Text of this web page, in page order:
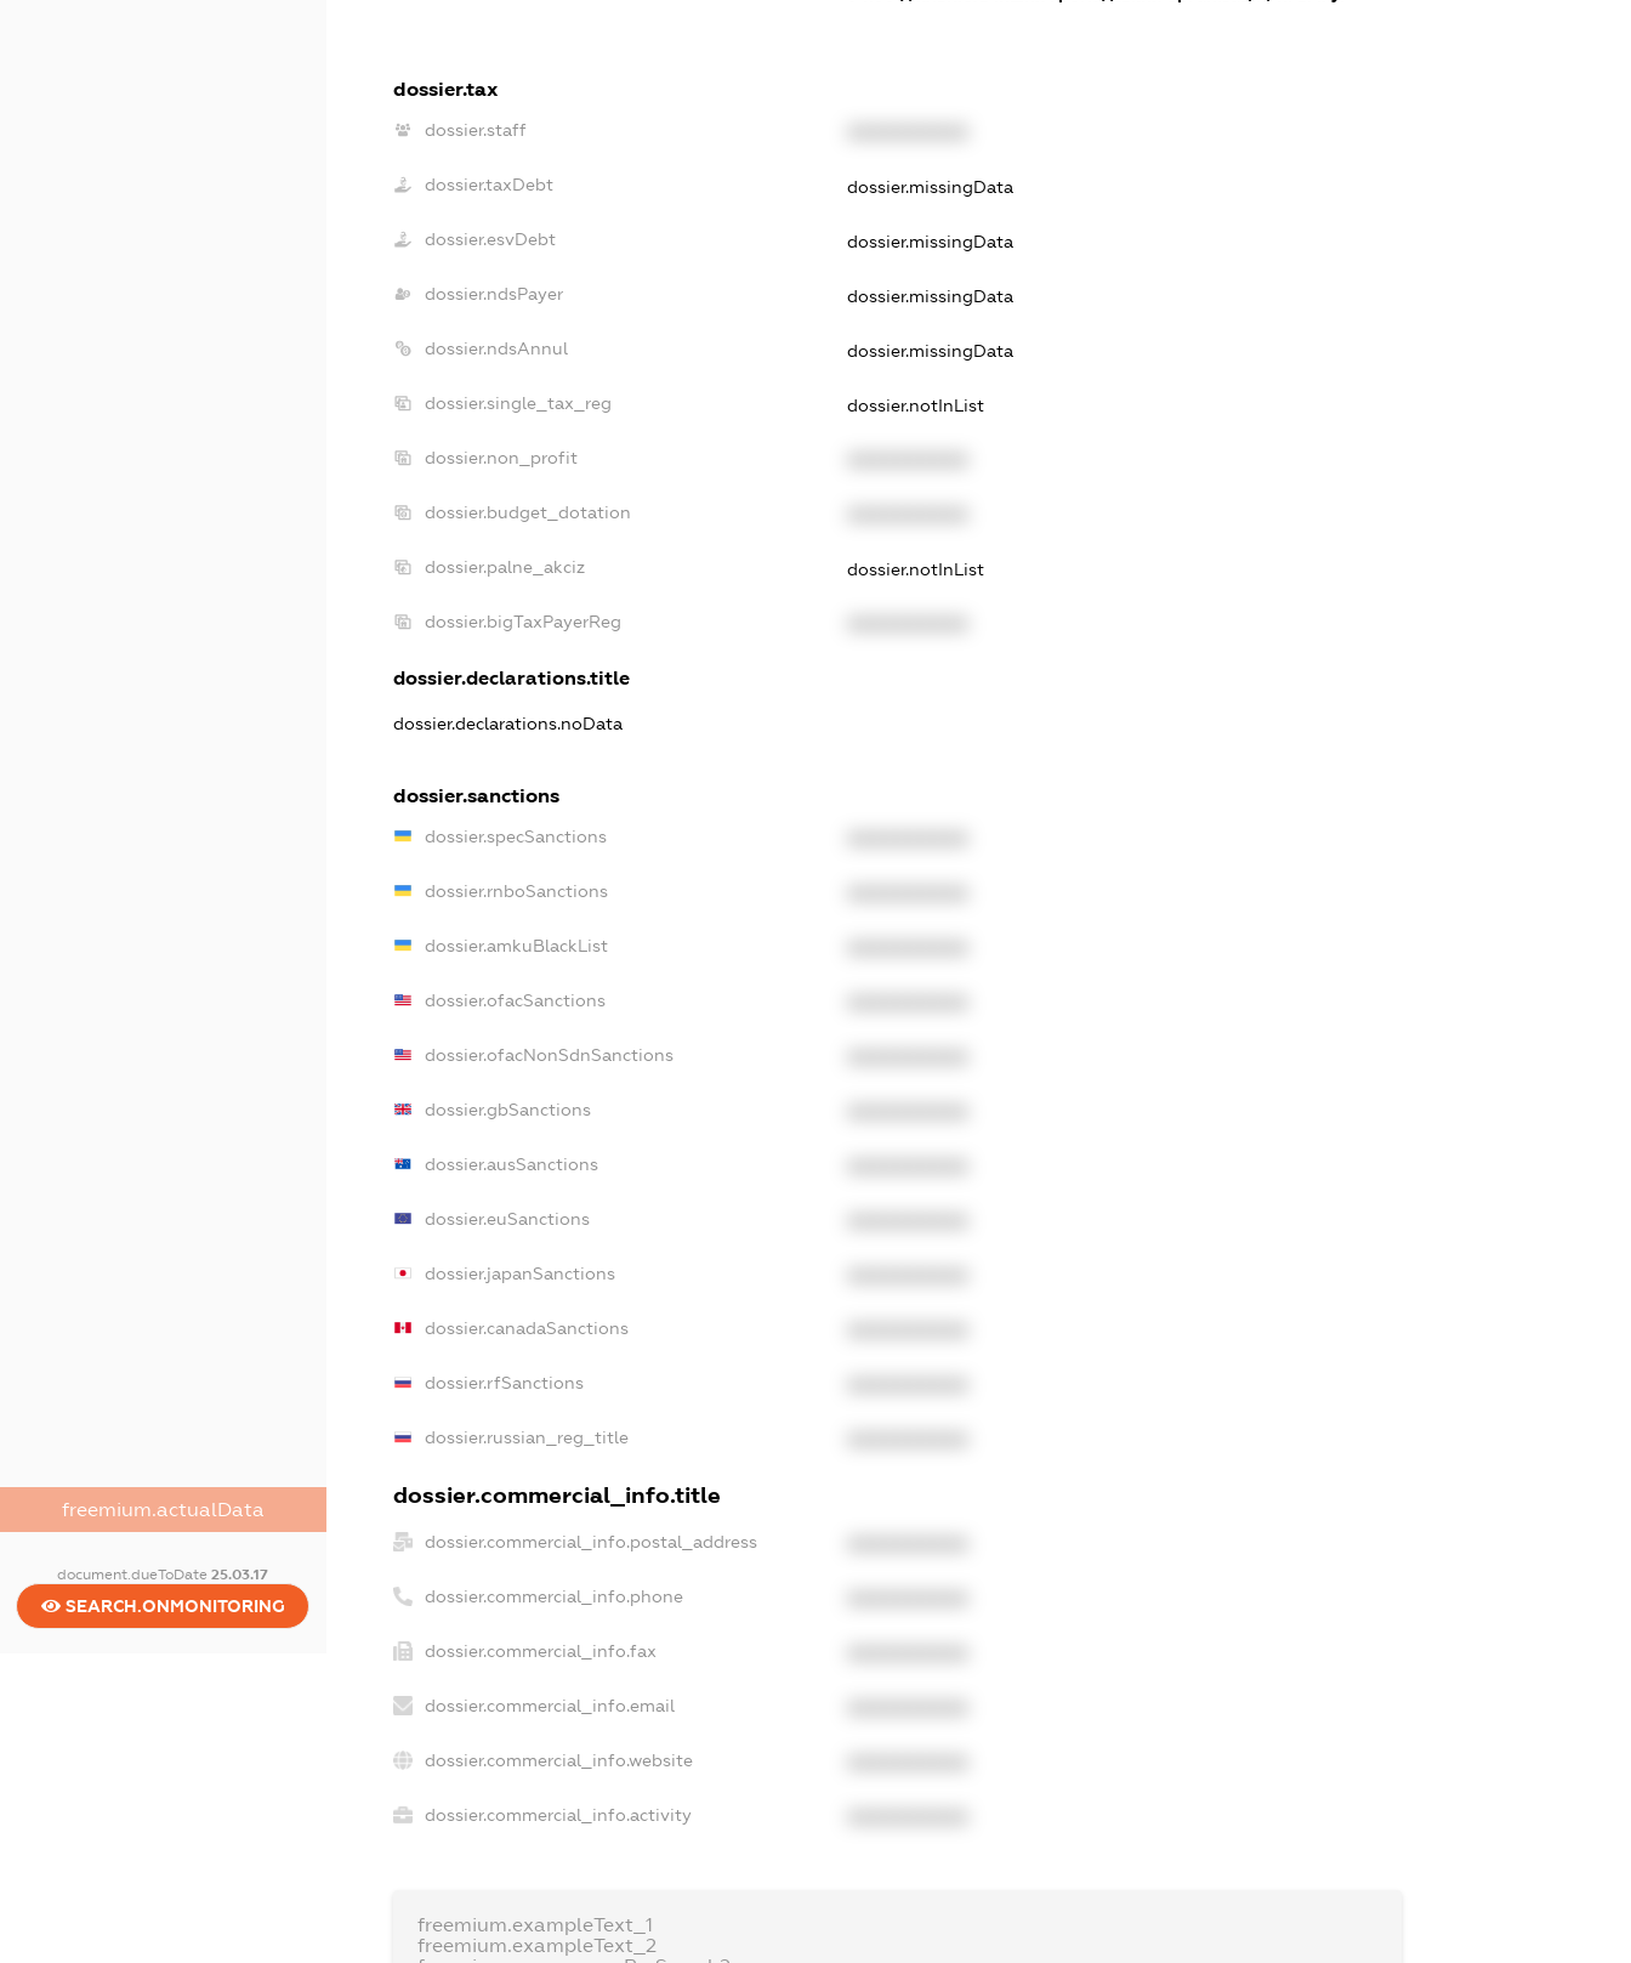
freemium.actualData
document.dueToDate25.03.17
SEARCH.ONMONITORING
dossier.tax
dossier.staff
dossier.taxDebt dossier.missingData
dossier.esvDebt dossier.missingData
dossier.ndsPayer dossier.missingData
dossier.ndsAnnul dossier.missingData
dossier.single_tax_reg dossier.notInList
dossier.non_profit
dossier.budget_dotation
dossier.palne_akciz dossier.notInList
dossier.bigTaxPayerReg
dossier.declarations.title
dossier.declarations.noData
dossier.sanctions
dossier.specSanctions
dossier.rnboSanctions
dossier.amkuBlackList
dossier.ofacSanctions
dossier.ofacNonSdnSanctions
dossier.gbSanctions
dossier.ausSanctions
dossier.euSanctions
dossier.japanSanctions
dossier.canadaSanctions
dossier.rfSanctions
dossier.russian_reg_title
dossier.commercial_info.title
dossier.commercial_info.postal_address
dossier.commercial_info.phone
dossier.commercial_info.fax
dossier.commercial_info.email
dossier.commercial_info.website
dossier.commercial_info.activity
freemium.exampleText_1
freemium.exampleText_2